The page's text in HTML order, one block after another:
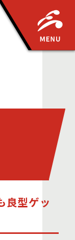
良型ゲッ